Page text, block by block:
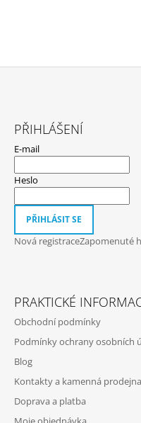
PŘIHLÁŠENÍ
E-mail
Heslo
PŘIHLÁSIT SE
Nová registraceZapomenuté
PRAKTICKÉ
Obchodní podmínky
Podmínky ochrany osobních
Blog
Kontakty a kamenná prodejna
Doprava a platba